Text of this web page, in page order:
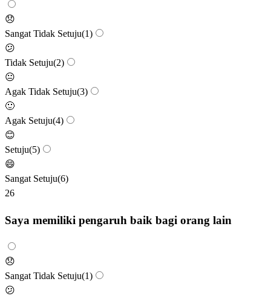
😞
Sangat Tidak Setuju(1)
😕
Tidak Setuju(2)
😐
Agak Tidak Setuju(3)
🙂
Agak Setuju(4)
😊
Setuju(5)
😄
Sangat Setuju(6)
26
Saya memiliki pengaruh baik bagi orang lain
😞
Sangat Tidak Setuju(1)
😕